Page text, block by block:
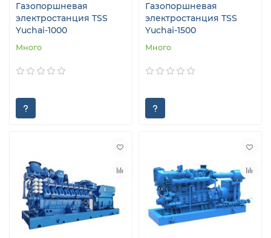
Газопоршневая
электростанция TSS
Yuchai-1000
Много
Газопоршневая
электростанция TSS
Yuchai-1500
Много